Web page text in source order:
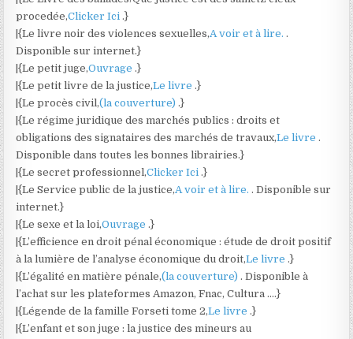
procedée,Clicker Ici.}
|{Le livre noir des violences sexuelles,A voir et à lire..
Disponible sur internet.}
|{Le petit juge,Ouvrage.}
|{Le petit livre de la justice,Le livre.}
|{Le procès civil,(la couverture).}
|{Le régime juridique des marchés publics : droits et
obligations des signataires des marchés de travaux,Le livre.
Disponible dans toutes les bonnes librairies.}
|{Le secret professionnel,Clicker Ici.}
|{Le Service public de la justice,A voir et à lire.. Disponible sur
internet.}
|{Le sexe et la loi,Ouvrage.}
|{L’efficience en droit pénal économique : étude de droit positif
à la lumière de l’analyse économique du droit,Le livre.}
|{L’égalité en matière pénale,(la couverture). Disponible à
l’achat sur les plateformes Amazon, Fnac, Cultura ….}
|{Légende de la famille Forseti tome 2,Le livre.}
|{L’enfant et son juge : la justice des mineurs au